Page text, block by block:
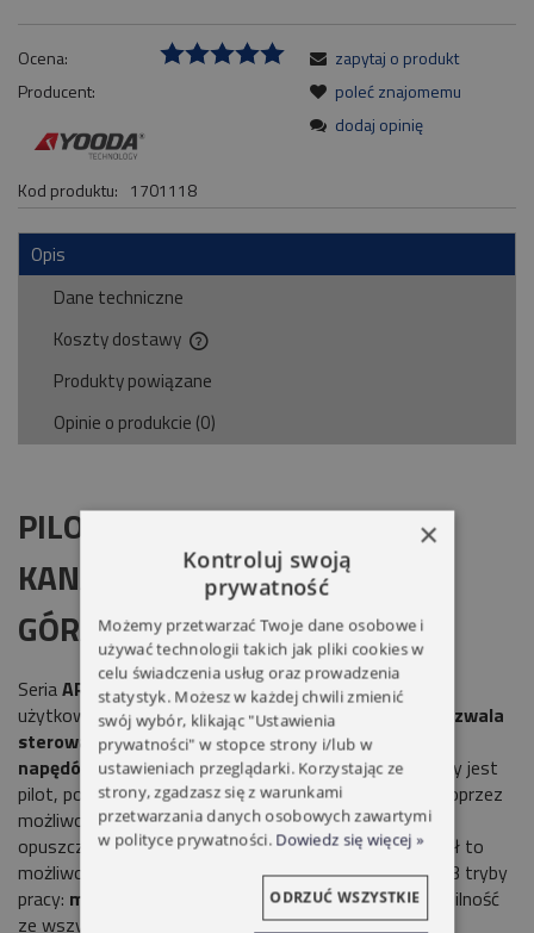
Ocena:
Producent:
Kod produktu: 1701118
zapytaj o produkt
poleć znajomemu
dodaj opinię
Opis
Dane techniczne
Koszty dostawy
Cena nie zawiera ewentualnych kosztów płatności
Produkty powiązane
Opinie o produkcie (0)
PILOT YOODA ARTISTIC 15-
KANAŁOWY Z ZEGAREM
GÓRA/STOP/DÓŁ BIAŁY
SeriaARTISTICto awangardowy design, komfort
użytkowania oraz estetyka w jednym,15 kanałów pozwala
sterować 15 napędami lub 15 grupami do 20
napędów.Programator czasowy, w który wyposażony jest
pilot, pozwala na komfortowe sterowanie napędem poprzez
możliwość zaprogramowania godziny podnoszenia i
opuszczania osłon w trybie tygodniowym. Każdy kanał to
możliwość ustawienia indywidualnych godzin Posiada 3 tryby
pracy: manualny, automatyczny i losowy. Kompatybilność
ze wszystkimi urządzeniami naszych marek umożliwia
×
Kontroluj swoją
prywatność
Możemy przetwarzać Twoje dane osobowe i
używać technologii takich jak pliki cookies w
celu świadczenia usług oraz prowadzenia
statystyk. Możesz w każdej chwili zmienić
swój wybór, klikając "Ustawienia
prywatności" w stopce strony i/lub w
ustawieniach przeglądarki. Korzystając ze
strony, zgadzasz się z warunkami
przetwarzania danych osobowych zawartymi
w polityce prywatności. Dowiedz się więcej »
ODRZUĆ WSZYSTKIE